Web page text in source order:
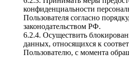
конфиденциальности
Пользователя согласно
законодательством РФ.
6.2.4. Осуществить
данных, относящихся к
Пользователю, с момента